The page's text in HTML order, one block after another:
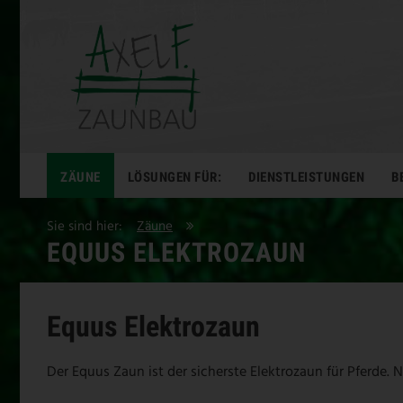
ZÄUNE LÖSUNGEN FÜR: DIENSTLEISTUNGEN
Sie sind hier: Zäune
EQUUS ELEKTROZAUN
Equus Elektrozaun
Der Equus Zaun ist der sicherste Elektrozaun für